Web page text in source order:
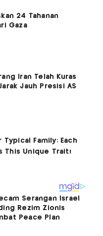
24 Tahanan
Gaza
Iran Telah Kuras
Jauh Presisi AS
Serangan Israel
Rezim Zionis
Peace Plan